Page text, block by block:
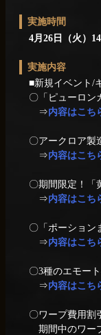
実施時間
4月26日（火）
実施内容
■新規イベント/
〇「ピューロン
⇒内容はこち
〇アークロア製
⇒内容はこち
〇期間限定！「
⇒内容はこち
〇「ポーション
⇒内容はこち
〇3種のエモート
⇒内容はこち
〇ワープ費用割
期間中のワープ